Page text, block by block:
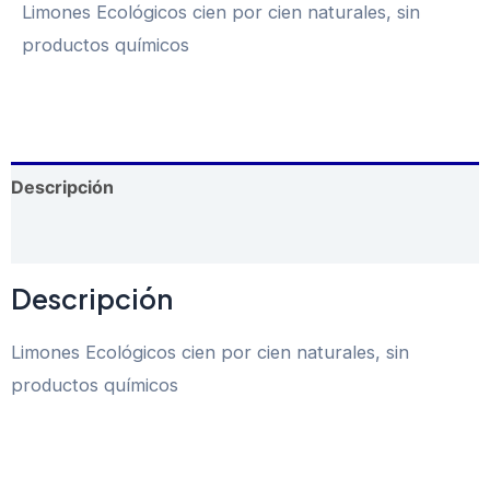
Limones Ecológicos cien por cien naturales, sin
productos químicos
Descripción
Descripción
Limones Ecológicos cien por cien naturales, sin
productos químicos